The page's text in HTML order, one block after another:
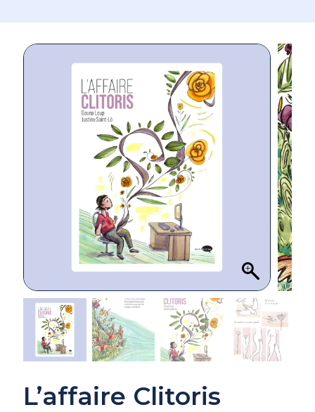
L’affaire Clitoris